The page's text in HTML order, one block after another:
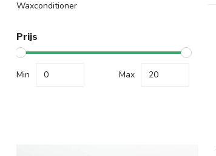
Waxconditioner
Prijs
Min Max